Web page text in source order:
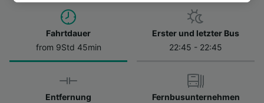
Fahrtdauer
from 9Std 45min
Erster und letzter Bus
22:45 - 22:45
Entfernung
Fernbusunternehmen
besuchen Sie jederzeit die Seite der
Datenschutzrichtlinie. Diese Präferenzen
werden unseren Partnern signalisiert und
haben keinen Einfluss auf Surfdaten. Ihre
Daten werden nicht für Tracking-Zwecke
verwendet, wenn Sie uns gebeten haben, Ihr
Surfverhalten nicht zu verfolgen.